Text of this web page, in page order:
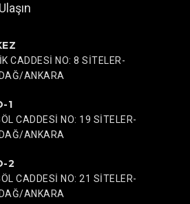
CADDESİ NO: 8 SİTELER-
ANKARA
1
CADDESİ NO: 19 SİTELER-
ANKARA
2
CADDESİ NO: 21 SİTELER-
ANKARA